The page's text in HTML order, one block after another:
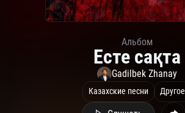
Альбом
Есте сақта
Gadilbek Zhanay
Казахские песни Другое